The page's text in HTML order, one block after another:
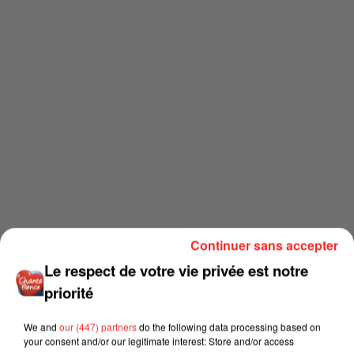
Le respect de votre vie privée est notre
priorité
We and our (447) partnersdo the following data processing based on
your consent and/or our legitimate interest: Store and/or access
Continuer sans accepter